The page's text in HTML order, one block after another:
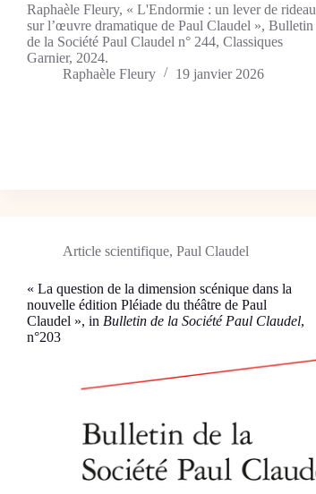
Raphaèle Fleury, « L'Endormie : un lever de rideau
sur l’œuvre dramatique de Paul Claudel », Bulletin
de la Société Paul Claudel n° 244, Classiques
Garnier, 2024.
Raphaèle Fleury
19 janvier 2026
Article scientifique, Paul Claudel
« La question de la dimension scénique dans la
nouvelle édition Pléiade du théâtre de Paul
Claudel », in Bulletin de la Société Paul Claudel,
n°203